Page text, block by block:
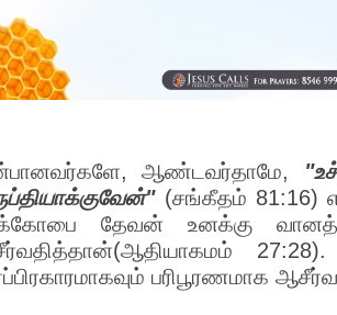
ஆண்டவர்தாமே,
(சங்கீதம் 81:16)
தேவன் உனக்கு
பரிபூரணமாக